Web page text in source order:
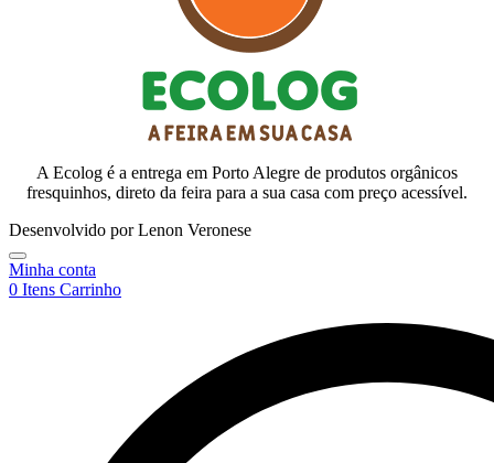
A Ecolog é a entrega em Porto Alegre de produtos orgânicos
fresquinhos, direto da feira para a sua casa com preço acessível.
Desenvolvido por Lenon Veronese
Minha conta
0 Itens Carrinho